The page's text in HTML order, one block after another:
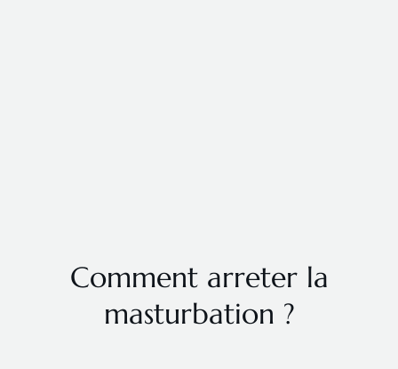
Comment arreter la
masturbation ?